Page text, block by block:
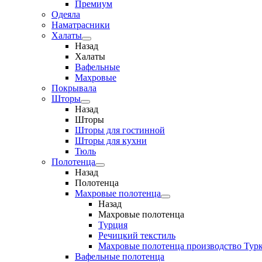
Премиум
Одеяла
Наматрасники
Халаты
Назад
Халаты
Вафельные
Махровые
Покрывала
Шторы
Назад
Шторы
Шторы для гостинной
Шторы для кухни
Тюль
Полотенца
Назад
Полотенца
Махровые полотенца
Назад
Махровые полотенца
Турция
Речицкий текстиль
Махровые полотенца производство
Вафельные полотенца